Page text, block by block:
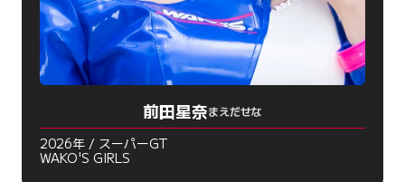
前田星奈まえだせな
2026年 / スーパーGT
WAKO'S GIRLS